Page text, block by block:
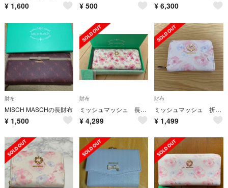
¥ 1,600 ¥ 500 ¥ 6,300
財布
MISCH MASCHの長財布
¥ 1,500
財布
ミッシュマッシュ 長財布
¥ 4,299
財布
ミッシュマッシュ 折り財布 カードケース
¥ 1,499